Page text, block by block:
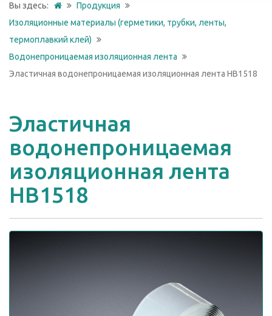
Вы здесь:
Продукция
Изоляционные материалы (герметики, трубки, ленты,
термоплавкий клей)
Водонепроницаемая изоляционная лента
Эластичная водонепроницаемая изоляционная лента HB1518
Эластичная
водонепроницаемая
изоляционная лента
HB1518